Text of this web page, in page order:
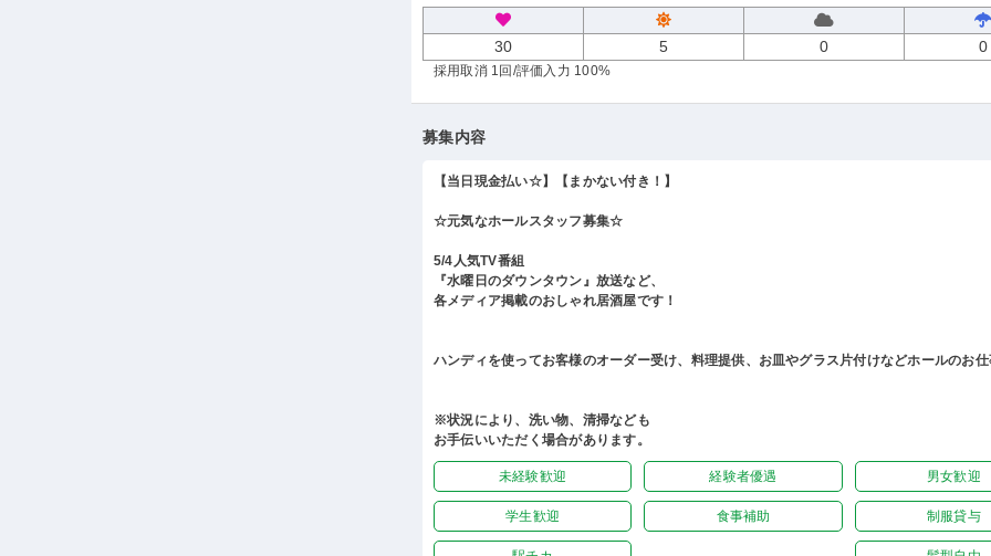
30 5 0 0
採用取消 1回 /評価入力 100%
募集内容
【当日現金払い☆】【まかない付き！】
☆元気なホールスタッフ募集☆
5/4人気TV番組
『水曜日のダウンタウン』放送など、
各メディア掲載のおしゃれ居酒屋です！
ハンディを使ってお客様のオーダー受け、料理提供、お皿やグラス片付けなどホールのお
※状況により、洗い物、清掃なども
お手伝いいただく場合があります。
未経験歓迎 経験者優遇 男女歓迎
学生歓迎 食事補助 制服貸与